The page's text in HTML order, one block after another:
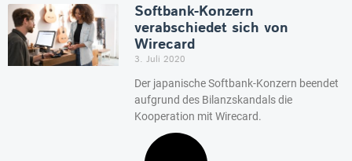
Softbank-Konzern
verabschiedet sich von
Wirecard
3. Juli 2020
Der japanische Softbank-Konzern beendet
aufgrund des Bilanzskandals die
Kooperation mit Wirecard.